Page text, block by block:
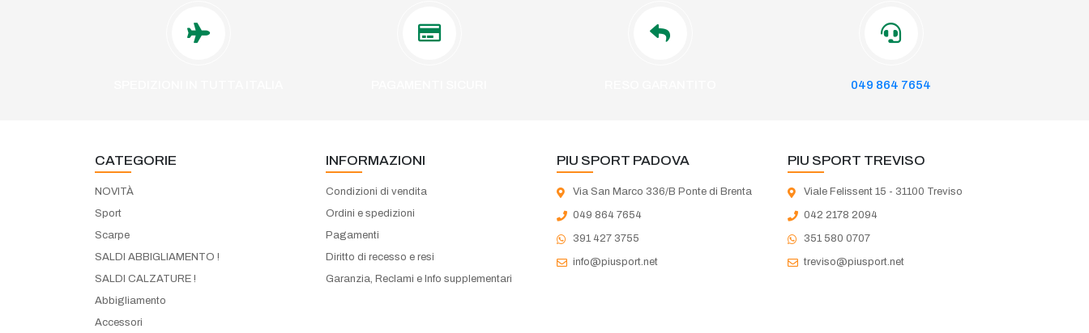
049 864 7654
CATEGORIE
NOVITÀ
Sport
Scarpe
SALDI ABBIGLIAMENTO !
SALDI CALZATURE !
Abbigliamento
Accessori
INFORMAZIONI
Condizioni di vendita
Ordini e spedizioni
Pagamenti
Diritto di recesso e resi
Garanzia, Reclami e Info supplementari
PIU SPORT PADOVA
Via San Marco 336/B Ponte di Brenta
049 864 7654
391 427 3755
info@piusport.net
PIU SPORT TREVISO
Viale Felissent 15 - 31100 Treviso
042 2178 2094
351 580 0707
treviso@piusport.net